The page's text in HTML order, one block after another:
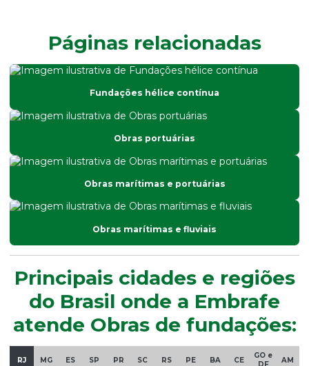
Páginas relacionadas
Fundações hélice contínua
Obras portuárias
Obras marítimas e portuárias
Obras marítimas e fluviais
Principais cidades e regiões
do Brasil onde a Embrafe
atende Obras de fundações:
RJ MG ES SP PR SC RS PE BA CE
GO e
AM